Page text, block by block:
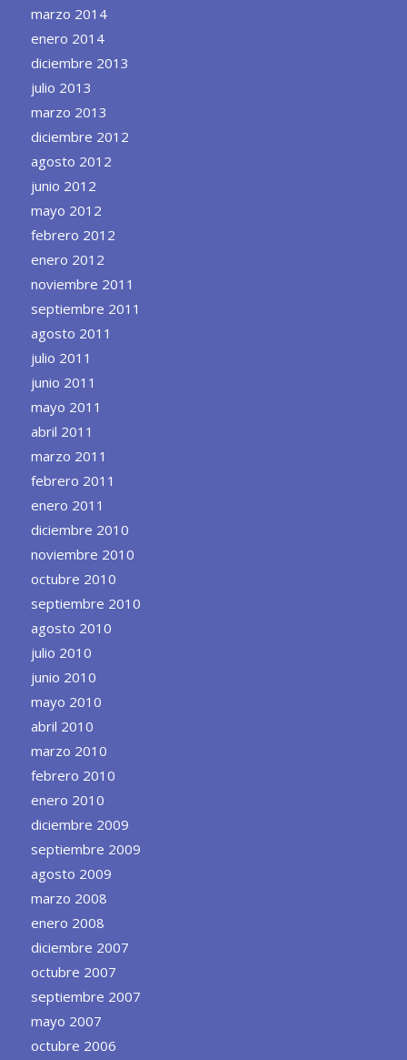
marzo 2014
enero 2014
diciembre 2013
julio 2013
marzo 2013
diciembre 2012
agosto 2012
junio 2012
mayo 2012
febrero 2012
enero 2012
noviembre 2011
septiembre 2011
agosto 2011
julio 2011
junio 2011
mayo 2011
abril 2011
marzo 2011
febrero 2011
enero 2011
diciembre 2010
noviembre 2010
octubre 2010
septiembre 2010
agosto 2010
julio 2010
junio 2010
mayo 2010
abril 2010
marzo 2010
febrero 2010
enero 2010
diciembre 2009
septiembre 2009
agosto 2009
marzo 2008
enero 2008
diciembre 2007
octubre 2007
septiembre 2007
mayo 2007
octubre 2006